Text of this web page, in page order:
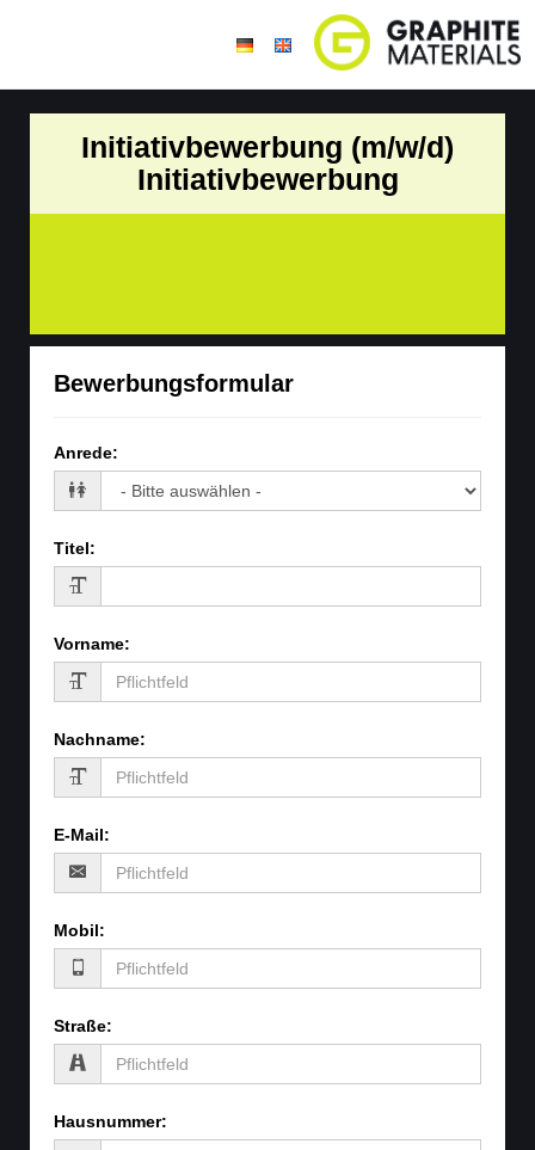
Initiativbewerbung (m/w/d)
Initiativbewerbung
Bewerbungsformular
Anrede:
Titel:
Vorname:
Nachname:
E-Mail:
Mobil:
Straße:
Hausnummer: